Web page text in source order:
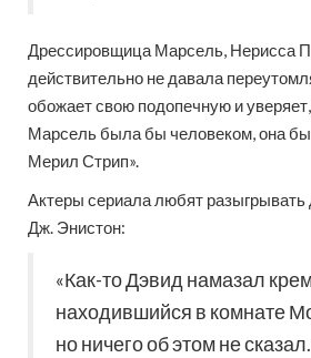
Дрессировщица Марсель, Нерисса
действительно не давала
обожает свою подопечную и
Марсель была бы человеком, она
Мерил Стрип».
Актеры сериала любят разыгрывать
Дж. Энистон:
«Как-то Дэвид намазал
находившийся в комнате
но ничего об этом не